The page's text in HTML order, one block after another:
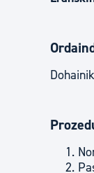
Dohainik